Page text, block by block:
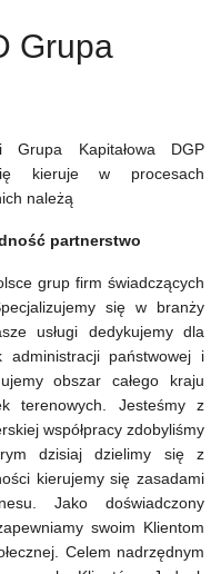
Grupa
Kapitałowa DGP
kieruje w procesach
należą
partnerstwo
grup firm świadczących
się w branży
usługi dedykujemy dla
administracji państwowej i
obszar całego kraju
terenowych. Jesteśmy z
współpracy zdobyliśmy
dzisiaj dzielimy się z
kierujemy się zasadami
Jako doświadczony
swoim Klientom
Celem nadrzędnym